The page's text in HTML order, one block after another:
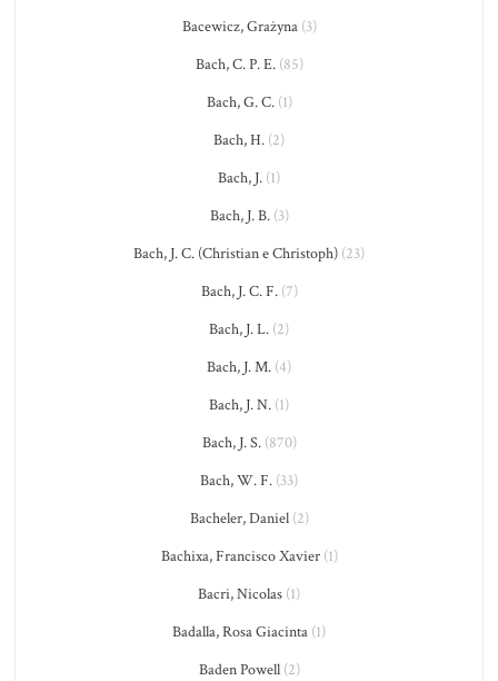
Bacewicz, Grażyna(3)
Bach, C. P. E.(85)
Bach, G. C.(1)
Bach, H. (2)
Bach, J. (1)
Bach, J. B.(3)
Bach, J. C. (Christian e Christoph) (23)
Bach, J. C. F.(7)
Bach, J. L. (2)
Bach, J. M. (4)
Bach, J. N. (1)
Bach, J. S.(870)
Bach, W. F. (33)
Bacheler, Daniel(2)
Bachixa, Francisco Xavier(1)
Bacri, Nicolas (1)
Badalla, Rosa Giacinta (1)
Baden Powell(2)